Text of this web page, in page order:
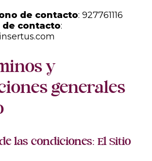
de contacto: 927761116
de contacto:
y
generales
las condiciones: El Sitio